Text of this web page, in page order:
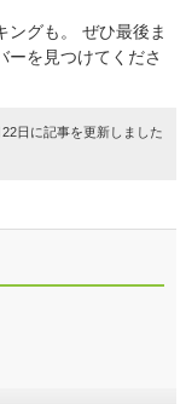
ングも。 ぜひ最後ま
ーを見つけてくださ
日に記事を更新しました